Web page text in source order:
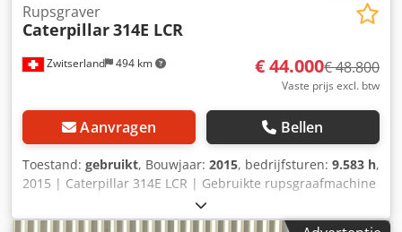
Zwitserland 494 km
Rupsgraver
Caterpillar314E LCR
€ 44.000€ 48.800
Vaste prijs excl. btw
Aanvragen Bellen
Toestand: gebruikt, Bouwjaar: 2015, bedrijfsturen: 9.583 h,
2015 | Caterpillar 314E LCR | Gebruikte rupsgraafmachine
| 9583 uur 📍 Locatie: Zwitserland 🚛 Levering mogelijk tot
uw locatie – Gebruik onze verzendcalculator om de